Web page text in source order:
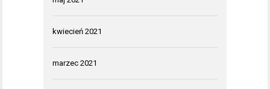
kwiecień 2021
marzec 2021